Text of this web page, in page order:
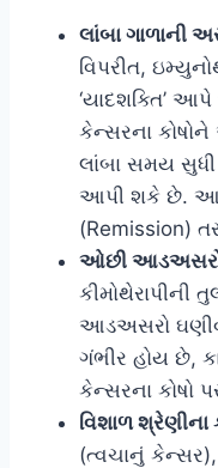
લાંબા ગાળાની
વિપરીત,
‘યાદશક્તિ’
કેન્સરના
લાંબા સમય સુધી
આપી શકે છે. આ
(Remission)
ઓછી
કીમોથેરાપીની
આડઅસરો
ગંભીર હોય છે,
કેન્સરના કોષો
વિશાળ
(ત્વચાનું